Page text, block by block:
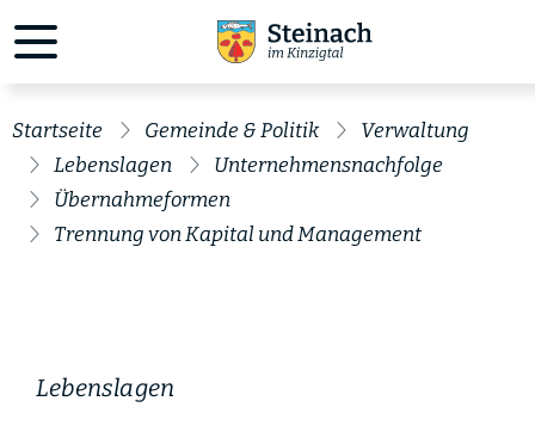
Startseite Gemeinde & Politik
Verwaltung
Lebenslagen
Unternehmensnachfolge
Übernahmeformen
Trennung von Kapital und Management
Lebenslagen